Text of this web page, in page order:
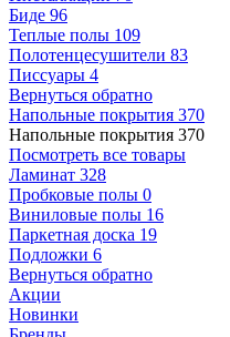
Биде 96
Теплые полы 109
Полотенцесушители 83
Писсуары 4
Вернуться обратно
Напольные покрытия 370
Напольные покрытия 370
Посмотреть все товары
Ламинат 328
Пробковые полы 0
Виниловые полы 16
Паркетная доска 19
Подложки 6
Вернуться обратно
Акции
Новинки